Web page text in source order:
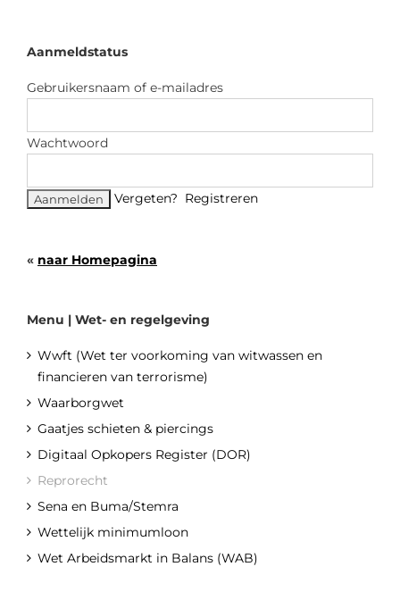
Aanmeldstatus
Gebruikersnaam of e-mailadres
Wachtwoord
Vergeten? Registreren
« naar Homepagina
Menu | Wet- en regelgeving
Wwft (Wet ter voorkoming van witwassen en
financieren van terrorisme)
Waarborgwet
Gaatjes schieten & piercings
Digitaal Opkopers Register (DOR)
Reprorecht
Sena en Buma/Stemra
Wettelijk minimumloon
Wet Arbeidsmarkt in Balans (WAB)